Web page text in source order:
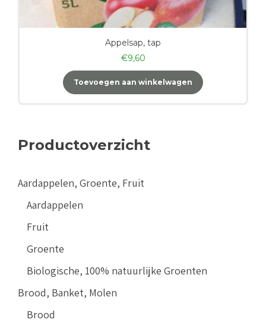
Appelsap, tap
€9,60
Toevoegen aan winkelwagen
Productoverzicht
Aardappelen, Groente, Fruit
Aardappelen
Fruit
Groente
Biologische, 100% natuurlijke Groenten
Brood, Banket, Molen
Brood